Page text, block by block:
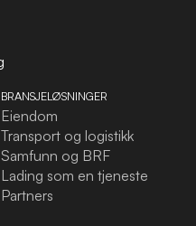
BRANSJELØSNINGER
Eiendom
Transport og logistikk
Samfunn og BRF
Lading som en tjeneste
Partners